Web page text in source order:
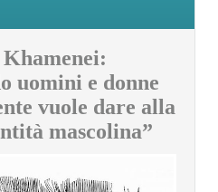
uomini e donne
vuole dare alla
mascolina”